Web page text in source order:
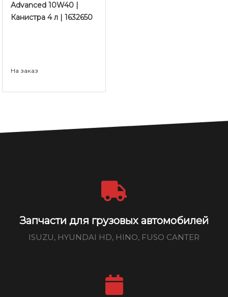
Advanced 10W40 |
Канистра 4 л | 1632650
На заказ
Запчасти для грузовых автомобилей
ISUZU, HYUNDAI HD, HINO, FUSO CANTER